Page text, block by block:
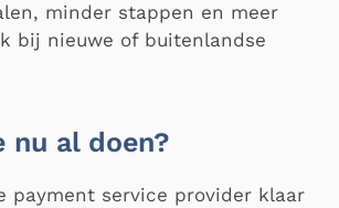
minder stappen en meer
bij nieuwe of buitenlandse
nu al doen?
payment service provider klaar